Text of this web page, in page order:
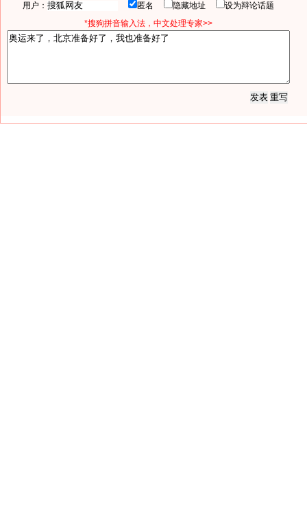
用户： 匿名 隐藏地址
设为辩论话题
*搜狗拼音输入法，中文处理专家>>